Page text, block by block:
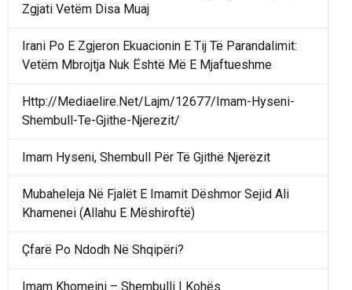
Zgjati Vetëm Disa Muaj
Irani Po E Zgjeron Ekuacionin E Tij Të Parandalimit:
Vetëm Mbrojtja Nuk Është Më E Mjaftueshme
Http://Mediaelire.Net/Lajm/12677/Imam-Hyseni-
Shembull-Te-Gjithe-Njerezit/
Imam Hyseni, Shembull Për Të Gjithë Njerëzit
Mubaheleja Në Fjalët E Imamit Dëshmor Sejid Ali
Khamenei (Allahu E Mëshiroftë)
Çfarë Po Ndodh Në Shqipëri?
Imam Khomeini – Shembulli I Kohës